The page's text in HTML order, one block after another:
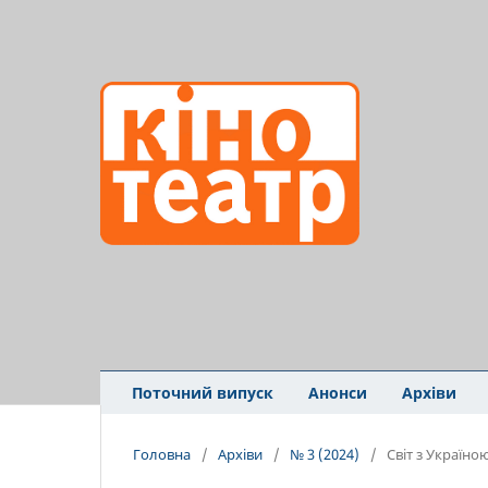
Поточний випуск Анонси Архіви
Головна / Архіви / № 3 (2024) / Світ з